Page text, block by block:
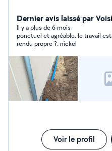
Dernier avis laissé par
Il y a plus de 6 mois
ponctuel et agréable. le travail
rendu propre ?. nickel
Voir le profil